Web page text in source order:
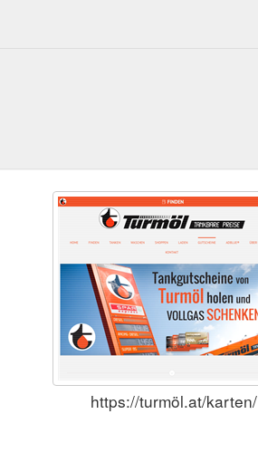
https://turmöl.at/karten/